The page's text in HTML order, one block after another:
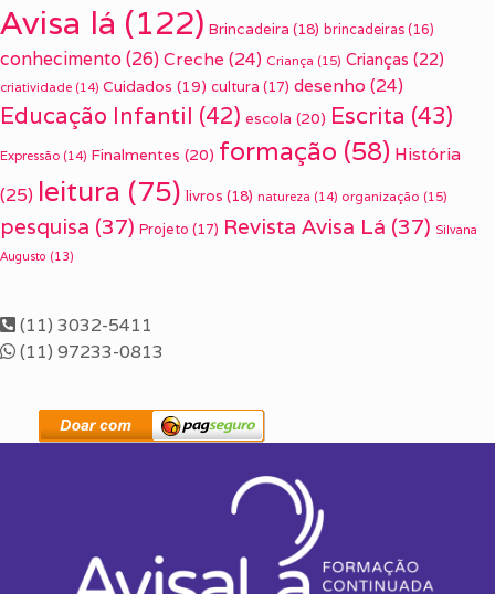
Avisa lá (122) Brincadeira (18) brincadeiras (16)
conhecimento(26) Creche (24) Criança (15) Crianças (22)
criatividade (14) Cuidados (19) cultura (17) desenho (24)
Educação Infantil (42) escola (20) Escrita (43)
Expressão (14) Finalmentes (20) formação (58) História
(25) leitura (75) livros (18) natureza (14) organização (15)
pesquisa (37) Projeto (17) Revista Avisa Lá (37) Silvana
Augusto (13)
(11) 3032-5411
(11) 97233-0813